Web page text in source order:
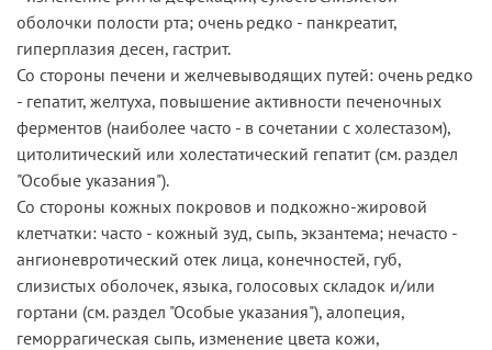
оболочки полости рта; очень редко - панкреатит,
гиперплазия десен, гастрит.
Со стороны печени и желчевыводящих путей: очень редко
- гепатит, желтуха, повышение активности печеночных
ферментов (наиболее часто - в сочетании с холестазом),
цитолитический или холестатический гепатит (см. ­раздел
­"Особые­ указания").
Со стороны кожных покровов и подкожно-жировой
клетчатки: часто - кожный зуд, сыпь, экзантема; нечасто -
ангионевротический отек лица, конечностей, губ,
слизистых оболочек, языка, голосовых складок и/или
гортани (см. ­раздел­ "Особые­ указания"), алопеция,
геморрагическая сыпь, изменение цвета кожи,